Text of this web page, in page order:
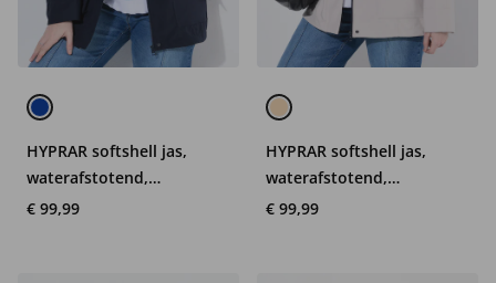
HYPRAR softshell jas,
waterafstotend,
knoopsluiting
€ 99,99
HYPRAR softshell jas,
waterafstotend,
knoopsluiting
€ 99,99